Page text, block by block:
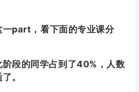
part，看下面的专业课分
段的同学占到了40%，人数
。